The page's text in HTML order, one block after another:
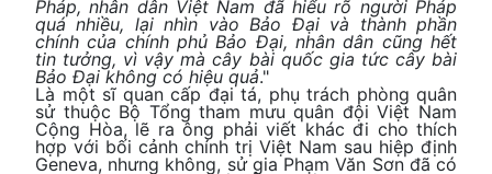
Pháp, nhân dân Việt Nam đã hiểu rõ người Pháp
quá nhiều, lại nhìn vào Bảo Đại và thành phần
chính của chính phủ Bảo Đại, nhân dân cũng hết
tin tưởng, vì vậy mà cây bài quốc gia tức cây bài
Bảo Đại không có hiệu quả."
Là một sĩ quan cấp đại tá, phụ trách phòng quân
sử thuộc Bộ Tổng tham mưu quân đội Việt Nam
Cộng Hòa, lẽ ra ông phải viết khác đi cho thích
hợp với bối cảnh chính trị Việt Nam sau hiệp định
Geneva, nhưng không, sử gia Phạm Văn Sơn đã có